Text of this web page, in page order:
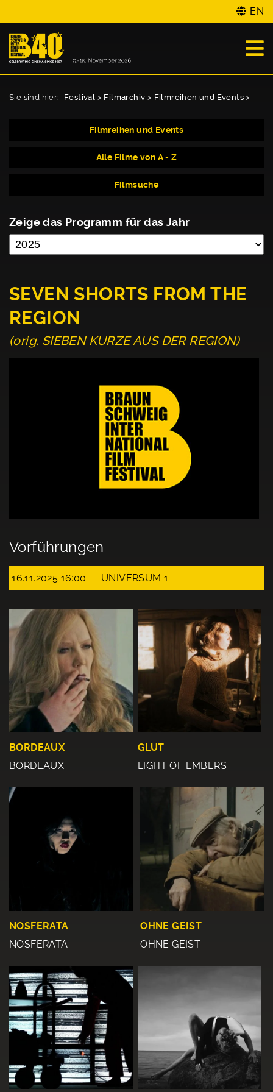
EN
Sie sind hier: Festival > Filmarchiv > Filmreihen und Events >
Filmreihen und Events
Alle Filme von A - Z
Filmsuche
Zeige das Programm für das Jahr
SEVEN SHORTS FROM THE
REGION
(orig. SIEBEN KURZE AUS DER REGION)
Vorführungen
16.11.2025 16:00 UNIVERSUM 1
BORDEAUX
BORDEAUX
GLUT
LIGHT OF EMBERS
NOSFERATA
NOSFERATA
OHNE GEIST
OHNE GEIST